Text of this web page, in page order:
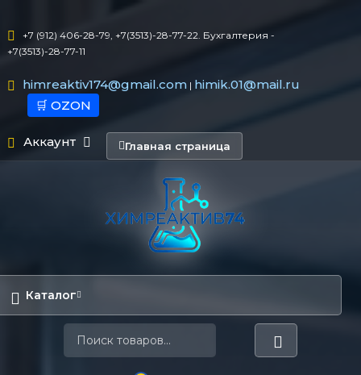
+7 (912) 406-28-79, +7(3513)-28-77-22. Бухгалтерия -
+7(3513)-28-77-11
himreaktiv174@gmail.com| himik.01@mail.ru
🛒 OZON
Аккаунт Главная страница
Каталог